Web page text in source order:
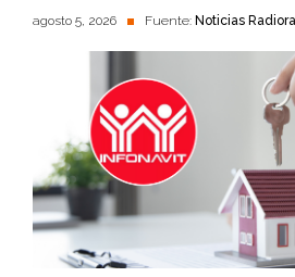
agosto 5, 2026 Fuente: Noticias